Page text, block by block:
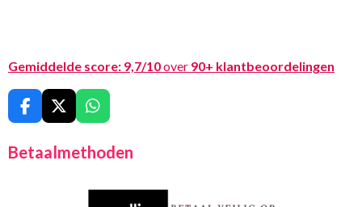
Gemiddelde score: 9,7/10over 90+ klantbeoordelingen
F
a
c
e
X
W
h
t
A
Betaalmethoden